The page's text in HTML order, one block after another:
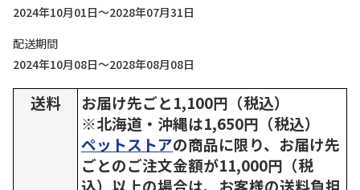
2024年10月01日～2028年07月31日
配送期間
2024年10月08日～2028年08月08日
送料
お届け先ごと1,100円（税込）
※北海道・沖縄は1,650円（税込）
ペットストアの商品に限り、お届け先
ごとのご注文金額が11,000円（税
込）以上の場合は、お客様の送料負担